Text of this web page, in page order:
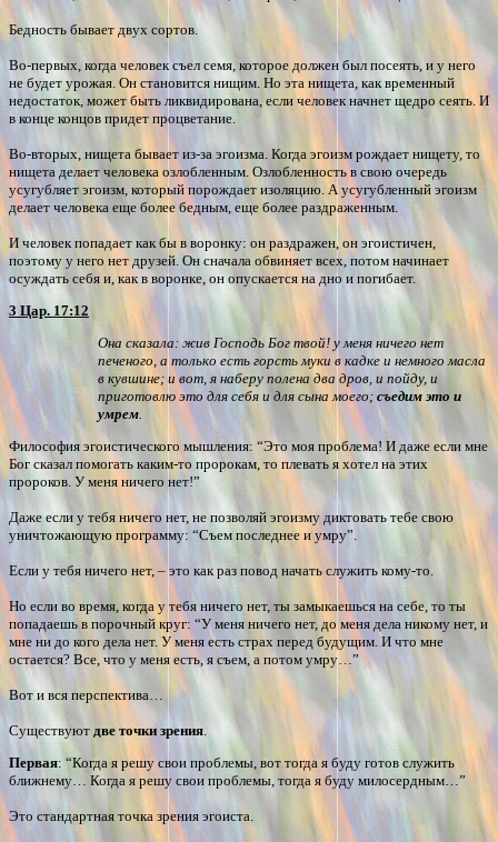
Бедность бывает двух сортов.
Во-первых, когда человек съел семя, которое должен был посеять, и у него
не будет урожая. Он становится нищим. Но эта нищета, как временный
недостаток, может быть ликвидирована, если человек начнет щедро сеять. И
в конце концов придет процветание.
Во-вторых, нищета бывает из-за эгоизма. Когда эгоизм рождает нищету, то
нищета делает человека озлобленным. Озлобленность в свою очередь
усугубляет эгоизм, который порождает изоляцию. А усугубленный эгоизм
делает человека еще более бедным, еще более раздраженным.
И человек попадает как бы в воронку: он раздражен, он эгоистичен,
поэтому у него нет друзей. Он сначала обвиняет всех, потом начинает
осуждать себя и, как в воронке, он опускается на дно и погибает.
3 Цар. 17:12
Она сказала: жив Господь Бог твой! у меня ничего нет
печеного, а только есть горсть муки в кадке и немного масла
в кувшине; и вот, я наберу полена два дров, и пойду, и
приготовлю это для себя и для сына моего; съедим это и
умрем
Философия эгоистического мышления: “Это моя проблема! И даже если мне
Бог сказал помогать каким-то пророкам, то плевать я хотел на этих
пророков. У меня ничего нет!”
Даже если у тебя ничего нет, не позволяй эгоизму диктовать тебе свою
уничтожающую программу: “Съем последнее и умру”.
Если у тебя ничего нет, – это как раз повод начать служить кому-то.
Но если во время, когда у тебя ничего нет, ты замыкаешься на себе, то ты
попадаешь в порочный круг: “У меня ничего нет, до меня дела никому нет, и
мне ни до кого дела нет. У меня есть страх перед будущим. И что мне
остается? Все, что у меня есть, я съем, а потом умру…”
Вот и вся перспектива…
Существуют две точки зрения
Первая: “Когда я решу свои проблемы, вот тогда я буду готов служить
ближнему… Когда я решу свои проблемы, тогда я буду милосердным…”
Это стандартная точка зрения эгоиста.